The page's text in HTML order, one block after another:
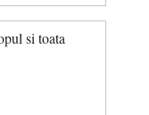
si toata